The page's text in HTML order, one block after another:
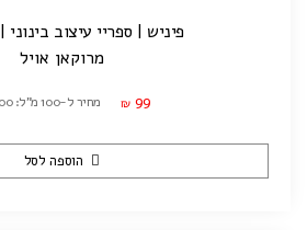
פיניש | ספריי עיצוב בינוני | 330 מ"ל
מרוקאן אויל
₪ 99 מחיר ל-100 מ"ל: ₪30.00
הוספה לסל